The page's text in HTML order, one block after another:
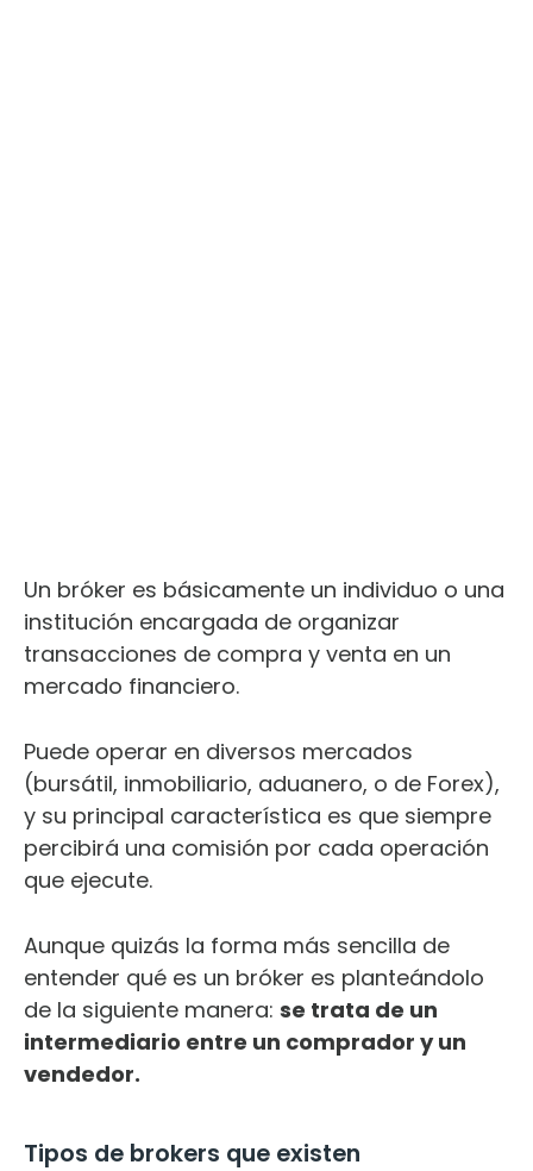
Un bróker es básicamente un individuo o una
institución encargada de organizar
transacciones de compra y venta en un
mercado financiero.
Puede operar en diversos mercados
(bursátil, inmobiliario, aduanero, o de Forex),
y su principal característica es que siempre
percibirá una comisión por cada operación
que ejecute.
Aunque quizás la forma más sencilla de
entender qué es un bróker es planteándolo
de la siguiente manera: se trata de un
intermediario entre un comprador y un
vendedor.
Tipos de brokers que existen